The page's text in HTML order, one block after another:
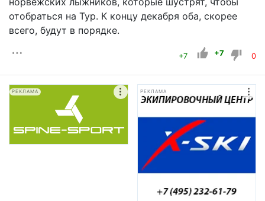
отобраться на Тур. К концу декабря оба, скорее
всего, будут в порядке.
+7 +7 0
РЕКЛАМА РЕКЛАМА